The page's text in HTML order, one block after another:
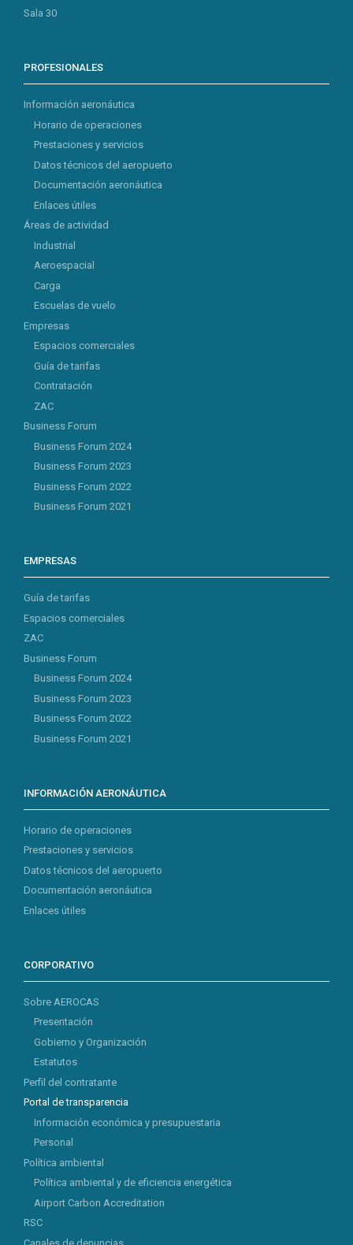
Sala 30
PROFESIONALES
Información aeronáutica
Horario de operaciones
Prestaciones y servicios
Datos técnicos del aeropuerto
Documentación aeronáutica
Enlaces útiles
Áreas de actividad
Industrial
Aeroespacial
Carga
Escuelas de vuelo
Empresas
Espacios comerciales
Guía de tarifas
Contratación
ZAC
Business Forum
Business Forum 2024
Business Forum 2023
Business Forum 2022
Business Forum 2021
EMPRESAS
Guía de tarifas
Espacios comerciales
ZAC
Business Forum
Business Forum 2024
Business Forum 2023
Business Forum 2022
Business Forum 2021
INFORMACIÓN AERONÁUTICA
Horario de operaciones
Prestaciones y servicios
Datos técnicos del aeropuerto
Documentación aeronáutica
Enlaces útiles
CORPORATIVO
Sobre AEROCAS
Presentación
Gobierno y Organización
Estatutos
Perfil del contratante
Portal de transparencia
Información económica y presupuestaria
Personal
Política ambiental
Política ambiental y de eficiencia energética
Airport Carbon Accreditation
RSC